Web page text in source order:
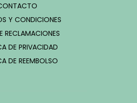
Y CONDICIONES
RECLAMACIONES
DE PRIVACIDAD
DE REEMBOLSO